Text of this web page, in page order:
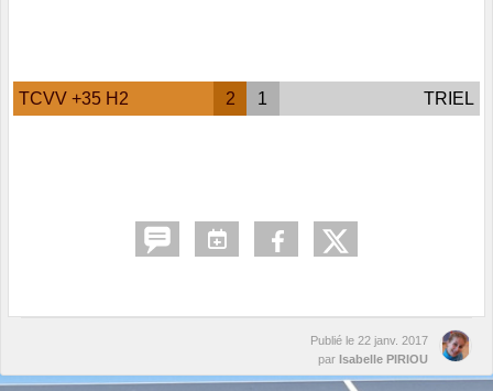
TCVV +35 H2 2 1 TRIEL
Publié le 22 janv. 2017
par Isabelle PIRIOU